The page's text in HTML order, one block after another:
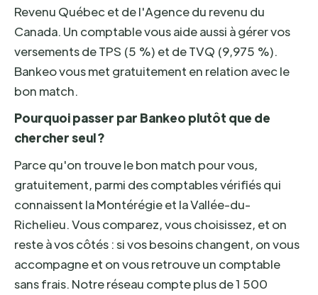
Revenu Québec et de l'Agence du revenu du
Canada. Un comptable vous aide aussi à gérer vos
versements de TPS (5 %) et de TVQ (9,975 %).
Bankeo vous met gratuitement en relation avec le
bon match.
Pourquoi passer par Bankeo plutôt que de
chercher seul ?
Parce qu'on trouve le bon match pour vous,
gratuitement, parmi des comptables vérifiés qui
connaissent la Montérégie et la Vallée-du-
Richelieu. Vous comparez, vous choisissez, et on
reste à vos côtés : si vos besoins changent, on vous
accompagne et on vous retrouve un comptable
sans frais. Notre réseau compte plus de 1 500